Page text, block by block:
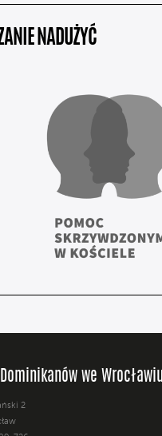
NADUŻYĆ
we Wrocławiu
2